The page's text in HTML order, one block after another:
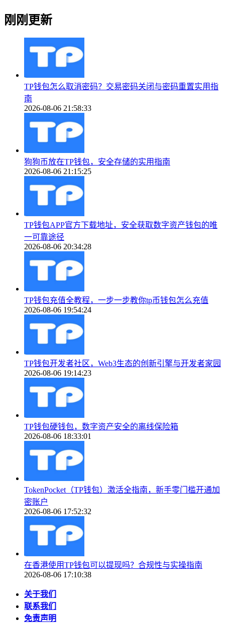
刚刚更新
TP钱包怎么取消密码？交易密码关闭与密码重置实用指
南
2026-08-06 21:58:33
狗狗币放在TP钱包，安全存储的实用指南
2026-08-06 21:15:25
TP钱包APP官方下载地址，安全获取数字资产钱包的唯
一可靠途径
2026-08-06 20:34:28
TP钱包充值全教程，一步一步教你tp币钱包怎么充值
2026-08-06 19:54:24
TP钱包开发者社区，Web3生态的创新引擎与开发者家园
2026-08-06 19:14:23
TP钱包硬钱包，数字资产安全的离线保险箱
2026-08-06 18:33:01
TokenPocket（TP钱包）激活全指南，新手零门槛开通加
密账户
2026-08-06 17:52:32
在香港使用TP钱包可以提现吗？合规性与实操指南
2026-08-06 17:10:38
关于我们
联系我们
免责声明